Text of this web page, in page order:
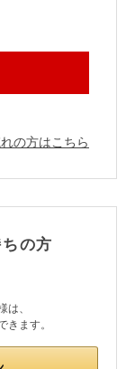
の方はこちら
の方
、
ます。